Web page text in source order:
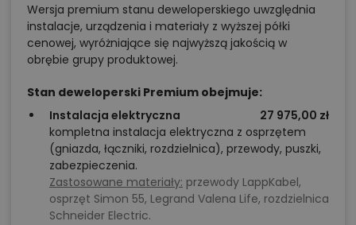
Wersja premium stanu deweloperskiego uwzględnia
instalacje, urządzenia i materiały z wyższej półki
cenowej, wyróżniające się najwyższą jakością w
obrębie grupy produktowej.
Stan deweloperski Premium obejmuje:
Instalacja elektryczna
27 975,00 zł
kompletna instalacja elektryczna z osprzętem
(gniazda, łączniki, rozdzielnica), przewody, puszki,
zabezpieczenia.
Zastosowane materiały: przewody LappKabel,
osprzęt Simon 55, Legrand Valena Life, rozdzielnica
Schneider Electric.